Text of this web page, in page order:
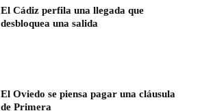
El Cádiz perfila una llegada que
desbloquea una salida
El Oviedo se piensa pagar una cláusula
de Primera